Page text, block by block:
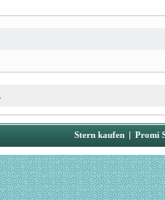
Stern kaufen | Promi